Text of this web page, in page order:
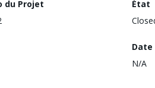
du Projet
État
N/A